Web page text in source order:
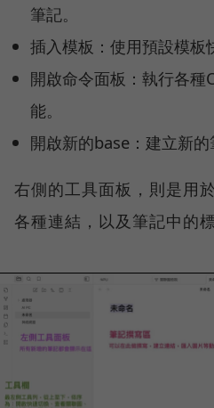
筆記。
插入模板：使用預設模板
開啟命令面板：執行各
能。
開啟新的base：建立新的
右側的工具面板，則是用
各種連結，以及筆記中的標